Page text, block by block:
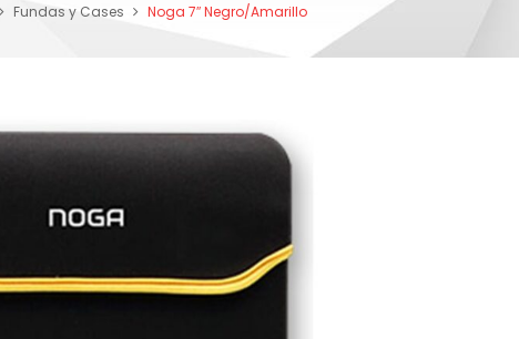
Fundas y Cases Noga 7″ Negro/Amarillo